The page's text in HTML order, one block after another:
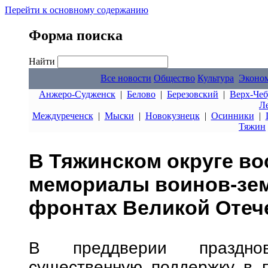
Перейти к основному содержанию
Форма поиска
Найти
Все новости Общество Культура
Анжеро-Судженск | Белово | Березовский | Верх-
Междуреченск| Мыски | Новокузнецк| Осинники |
Тяжин
В Тяжинском округе
мемориалы воинов-
фронтах Великой
В преддверии